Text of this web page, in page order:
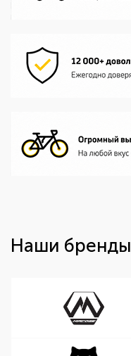
Наши бренды